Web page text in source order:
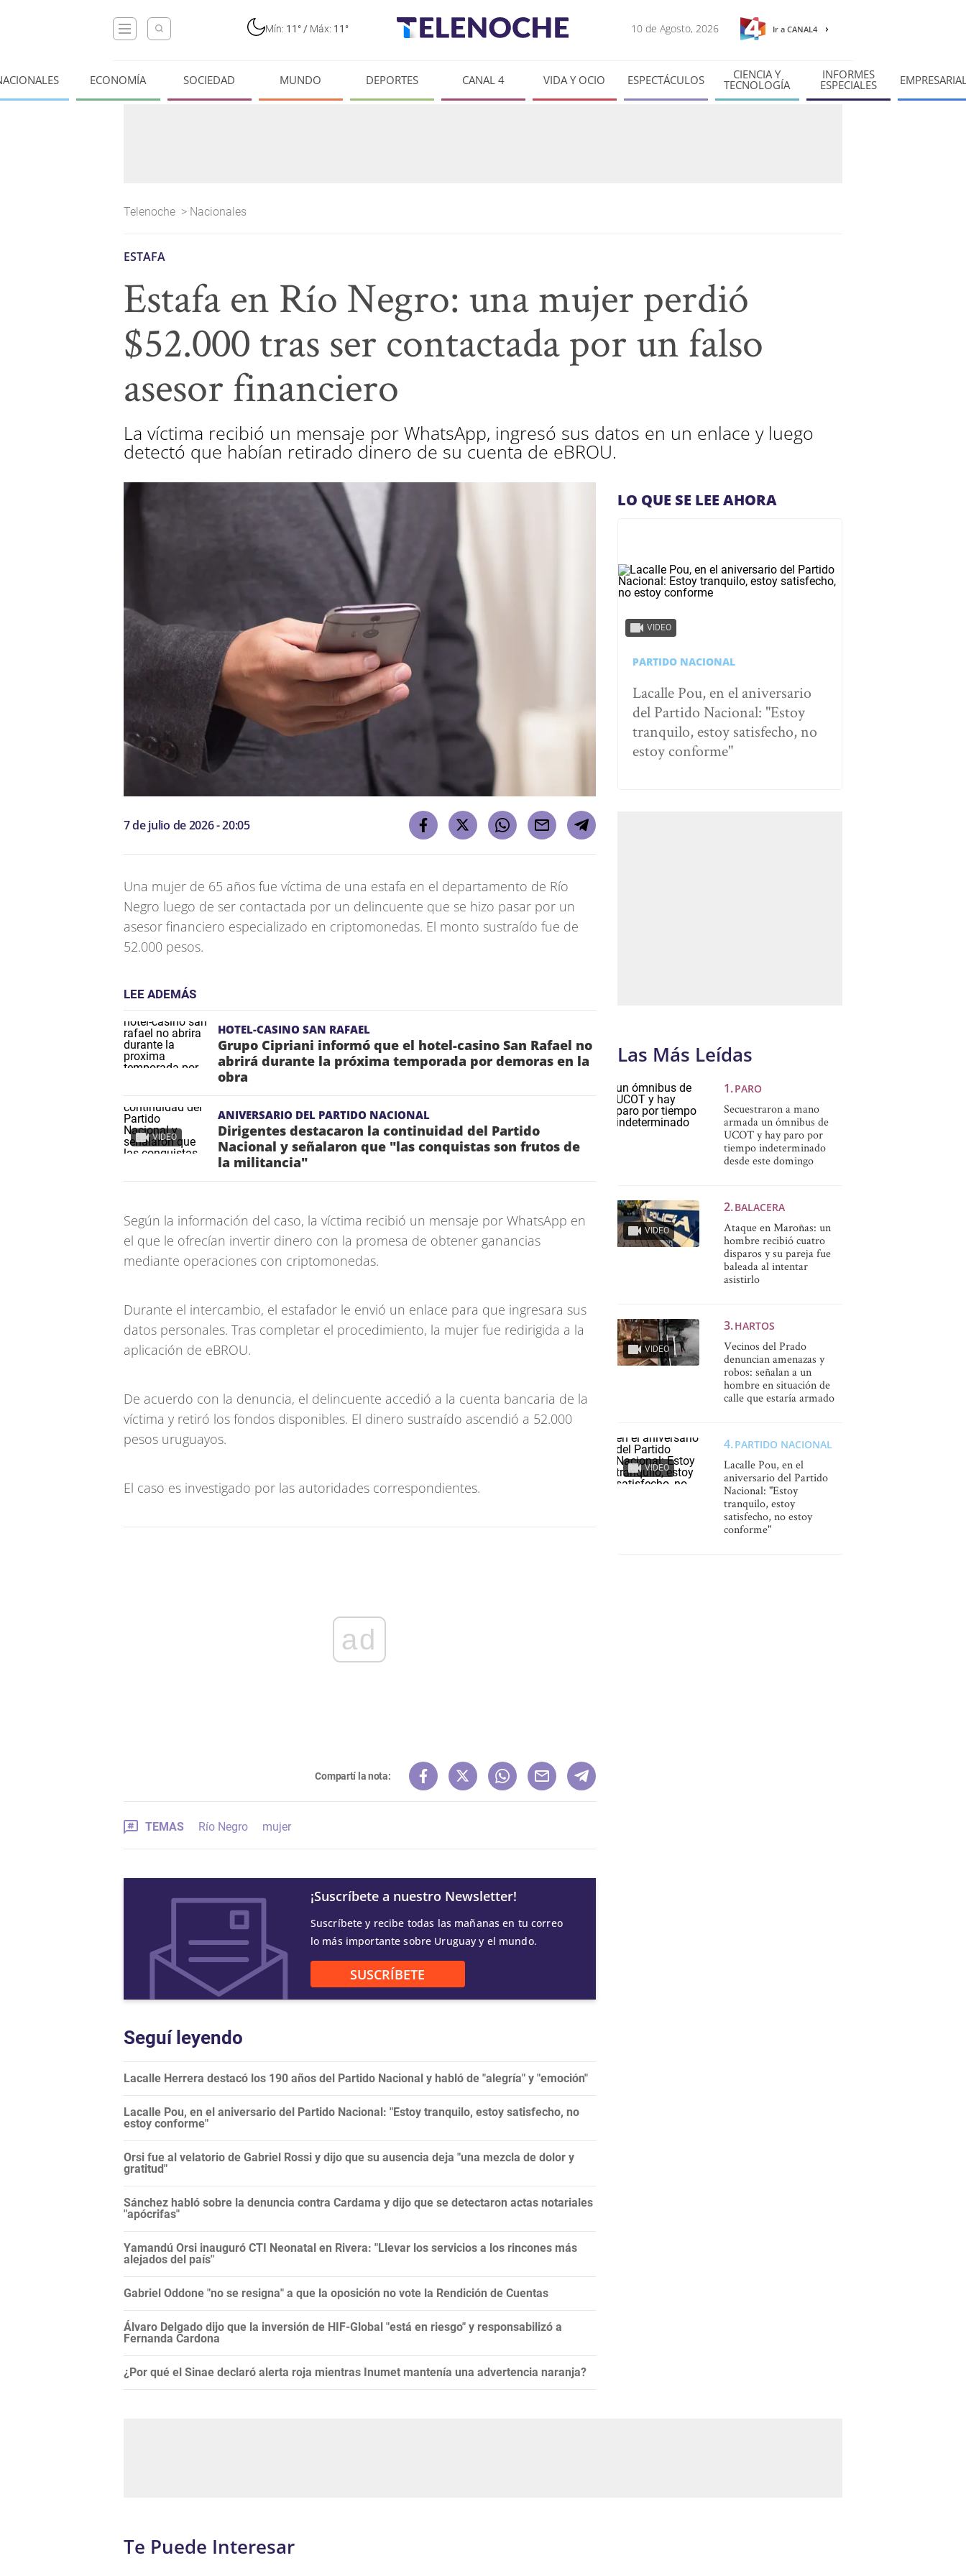
Mín: 11° / Máx: 11° 10 de Agosto, 2026 Ir a CANAL4
ECONOMÍA SOCIEDAD MUNDO DEPORTES CANAL 4 VIDA Y OCIO ESPECTÁCULOS CIENCIA Y
TECNOLOGÍA
INFORMES
ESPECIALES
Telenoche > Nacionales
ESTAFA
Estafa en Río Negro: una mujer perdió
$52.000 tras ser contactada por un falso
asesor financiero
La víctima recibió un mensaje por WhatsApp, ingresó sus datos en un enlace y luego
detectó que habían retirado dinero de su cuenta de eBROU.
7 de julio de 2026 - 20:05
Una mujer de 65 años fue víctima de una estafa en el departamento de Río
Negro luego de ser contactada por un delincuente que se hizo pasar por un
asesor financiero especializado en criptomonedas. El monto sustraído fue de
52.000 pesos.
LEE ADEMÁS
HOTEL-CASINO SAN RAFAEL
Grupo Cipriani informó que el hotel-casino San Rafael no
abrirá durante la próxima temporada por demoras en la
obra
VIDEO
ANIVERSARIO DEL PARTIDO NACIONAL
Dirigentes destacaron la continuidad del Partido
Nacional y señalaron que "las conquistas son frutos de
la militancia"
Según la información del caso, la víctima recibió un mensaje por WhatsApp en
el que le ofrecían invertir dinero con la promesa de obtener ganancias
mediante operaciones con criptomonedas.
Durante el intercambio, el estafador le envió un enlace para que ingresara sus
datos personales. Tras completar el procedimiento, la mujer fue redirigida a la
aplicación de eBROU.
De acuerdo con la denuncia, el delincuente accedió a la cuenta bancaria de la
víctima y retiró los fondos disponibles. El dinero sustraído ascendió a 52.000
pesos uruguayos.
El caso es investigado por las autoridades correspondientes.
ad
Compartí la nota:
TEMAS Río Negro mujer
¡Suscríbete a nuestro Newsletter!
Suscríbete y recibe todas las mañanas en tu correo
lo más importante sobre Uruguay y el mundo.
SUSCRÍBETE
Seguí leyendo
Lacalle Herrera destacó los 190 años del Partido Nacional y habló de "alegría" y "emoción"
Lacalle Pou, en el aniversario del Partido Nacional: "Estoy tranquilo, estoy satisfecho, no
estoy conforme"
Orsi fue al velatorio de Gabriel Rossi y dijo que su ausencia deja "una mezcla de dolor y
gratitud"
Sánchez habló sobre la denuncia contra Cardama y dijo que se detectaron actas notariales
"apócrifas"
Yamandú Orsi inauguró CTI Neonatal en Rivera: "Llevar los servicios a los rincones más
alejados del país"
Gabriel Oddone "no se resigna" a que la oposición no vote la Rendición de Cuentas
Álvaro Delgado dijo que la inversión de HIF-Global "está en riesgo" y responsabilizó a
Fernanda Cardona
¿Por qué el Sinae declaró alerta roja mientras Inumet mantenía una advertencia naranja?
LO QUE SE LEE AHORA
VIDEO
PARTIDO NACIONAL
Lacalle Pou, en el aniversario
del Partido Nacional: "Estoy
tranquilo, estoy satisfecho, no
estoy conforme"
Las Más Leídas
PARO
Secuestraron a mano
armada un ómnibus de
UCOT y hay paro por
tiempo indeterminado
desde este domingo
VIDEO
BALACERA
Ataque en Maroñas: un
hombre recibió cuatro
disparos y su pareja fue
baleada al intentar
asistirlo
VIDEO
HARTOS
Vecinos del Prado
denuncian amenazas y
robos: señalan a un
hombre en situación de
calle que estaría armado
VIDEO
PARTIDO NACIONAL
Lacalle Pou, en el
aniversario del Partido
Nacional: "Estoy
tranquilo, estoy
satisfecho, no estoy
conforme"
Te Puede Interesar